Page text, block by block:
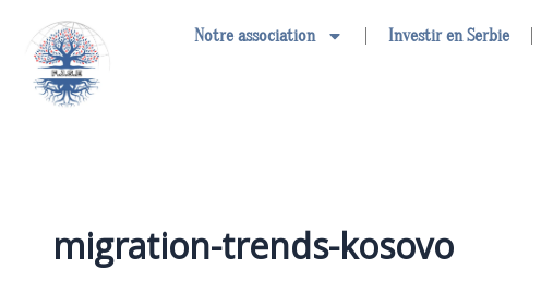
contenu
Notre association Investir en Serbie
migration-trends-kosovo